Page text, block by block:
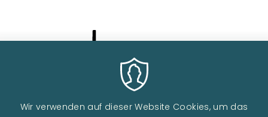
Wir verwenden auf dieser Website Cookies, um das